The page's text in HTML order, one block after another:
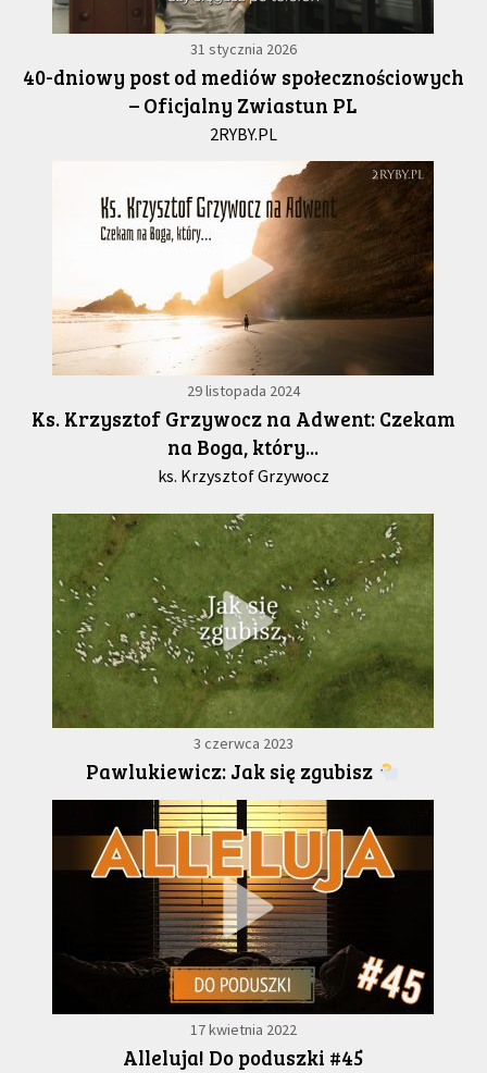
31 stycznia 2026
40-dniowy post od mediów społecznościowych
– Oficjalny Zwiastun PL
2RYBY.PL
29 listopada 2024
Ks. Krzysztof Grzywocz na Adwent: Czekam
na Boga, który...
ks. Krzysztof Grzywocz
3 czerwca 2023
Pawlukiewicz: Jak się zgubisz
17 kwietnia 2022
Alleluja! Do poduszki #45